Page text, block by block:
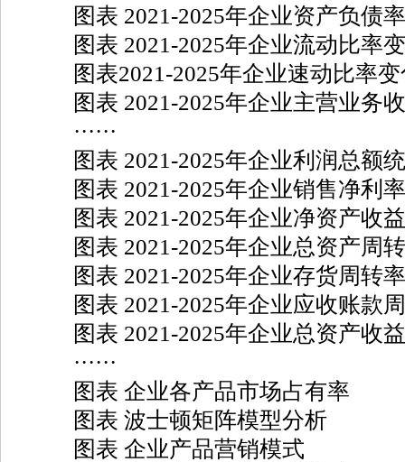
图表 2021-2025年企业资产负债
图表 2021-2025年企业流动比率
图表2021-2025年企业速动比率变
图表 2021-2025年企业主营业务
······
图表 2021-2025年企业利润总额
图表 2021-2025年企业销售净利
图表 2021-2025年企业净资产收
图表 2021-2025年企业总资产周
图表 2021-2025年企业存货周转率
图表 2021-2025年企业应收账款
图表 2021-2025年企业总资产收
······
图表 企业各产品市场占有率
图表 波士顿矩阵模型分析
图表 企业产品营销模式